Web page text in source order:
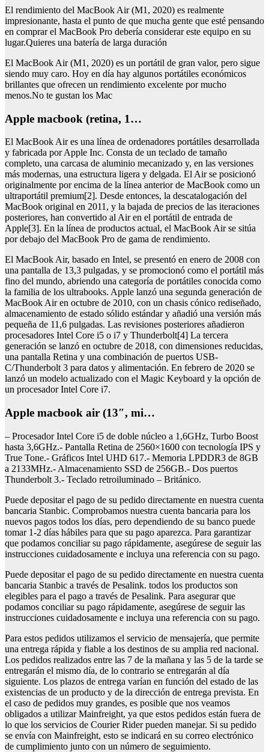
El rendimiento del MacBook Air (M1, 2020) es realmente
impresionante, hasta el punto de que mucha gente que esté pensando
en comprar el MacBook Pro debería considerar este equipo en su
lugar.Quieres una batería de larga duración
El MacBook Air (M1, 2020) es un portátil de gran valor, pero sigue
siendo muy caro. Hoy en día hay algunos portátiles económicos
brillantes que ofrecen un rendimiento excelente por mucho
menos.No te gustan los Mac
Apple macbook (retina, 1…
El MacBook Air es una línea de ordenadores portátiles desarrollada
y fabricada por Apple Inc. Consta de un teclado de tamaño
completo, una carcasa de aluminio mecanizado y, en las versiones
más modernas, una estructura ligera y delgada. El Air se posicionó
originalmente por encima de la línea anterior de MacBook como un
ultraportátil premium[2]. Desde entonces, la descatalogación del
MacBook original en 2011, y la bajada de precios de las iteraciones
posteriores, han convertido al Air en el portátil de entrada de
Apple[3]. En la línea de productos actual, el MacBook Air se sitúa
por debajo del MacBook Pro de gama de rendimiento.
El MacBook Air, basado en Intel, se presentó en enero de 2008 con
una pantalla de 13,3 pulgadas, y se promocionó como el portátil más
fino del mundo, abriendo una categoría de portátiles conocida como
la familia de los ultrabooks. Apple lanzó una segunda generación de
MacBook Air en octubre de 2010, con un chasis cónico rediseñado,
almacenamiento de estado sólido estándar y añadió una versión más
pequeña de 11,6 pulgadas. Las revisiones posteriores añadieron
procesadores Intel Core i5 o i7 y Thunderbolt[4] La tercera
generación se lanzó en octubre de 2018, con dimensiones reducidas,
una pantalla Retina y una combinación de puertos USB-
C/Thunderbolt 3 para datos y alimentación. En febrero de 2020 se
lanzó un modelo actualizado con el Magic Keyboard y la opción de
un procesador Intel Core i7.
Apple macbook air (13″, mi…
– Procesador Intel Core i5 de doble núcleo a 1,6GHz, Turbo Boost
hasta 3,6GHz.- Pantalla Retina de 2560×1600 con tecnología IPS y
True Tone.- Gráficos Intel UHD 617.- Memoria LPDDR3 de 8GB
a 2133MHz.- Almacenamiento SSD de 256GB.- Dos puertos
Thunderbolt 3.- Teclado retroiluminado – Británico.
Puede depositar el pago de su pedido directamente en nuestra cuenta
bancaria Stanbic. Comprobamos nuestra cuenta bancaria para los
nuevos pagos todos los días, pero dependiendo de su banco puede
tomar 1-2 días hábiles para que su pago aparezca. Para garantizar
que podamos conciliar su pago rápidamente, asegúrese de seguir las
instrucciones cuidadosamente e incluya una referencia con su pago.
Puede depositar el pago de su pedido directamente en nuestra cuenta
bancaria Stanbic a través de Pesalink. todos los productos son
elegibles para el pago a través de Pesalink. Para asegurar que
podamos conciliar su pago rápidamente, asegúrese de seguir las
instrucciones cuidadosamente e incluya una referencia con su pago.
Para estos pedidos utilizamos el servicio de mensajería, que permite
una entrega rápida y fiable a los destinos de su amplia red nacional.
Los pedidos realizados entre las 7 de la mañana y las 5 de la tarde se
entregarán el mismo día, de lo contrario se entregarán al día
siguiente. Los plazos de entrega varían en función del estado de las
existencias de un producto y de la dirección de entrega prevista. En
el caso de pedidos muy grandes, es posible que nos veamos
obligados a utilizar Mainfreight, ya que estos pedidos están fuera de
lo que los servicios de Courier Rider pueden manejar. Si su pedido
se envía con Mainfreight, esto se indicará en su correo electrónico
de cumplimiento junto con un número de seguimiento.